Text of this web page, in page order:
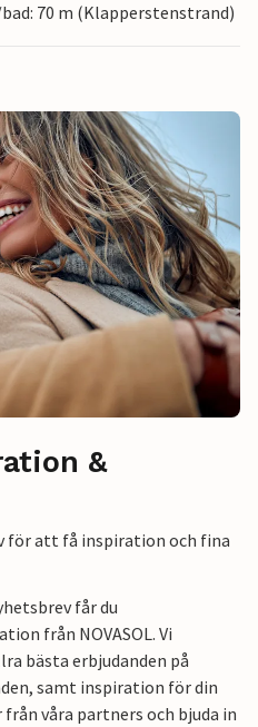
70 m (Klapperstenstrand)
&
för att få inspiration och fina
får du
från NOVASOL. Vi
bästa erbjudanden på
samt inspiration för din
våra partners och bjuda in